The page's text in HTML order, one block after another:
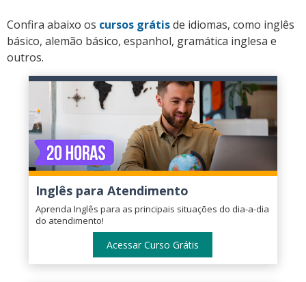
Confira abaixo os cursos grátisde idiomas, como inglês
básico, alemão básico, espanhol, gramática inglesa e
outros.
Inglês para Atendimento
Aprenda Inglês para as principais situações do dia-a-dia
do atendimento!
Acessar Curso Grátis